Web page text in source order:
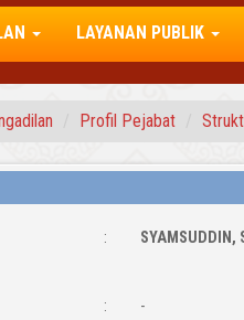
LAYANAN PUBLIK
Profil Pejabat
: SYAMSUDDIN,
: -